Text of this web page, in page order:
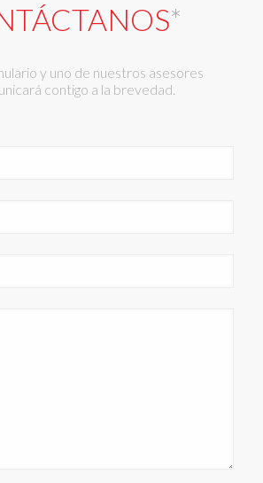
*
y uno de nuestros asesores
contigo a la brevedad.